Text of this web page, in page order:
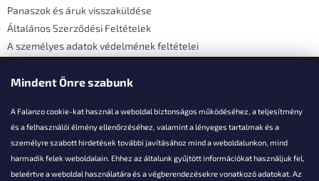
Mindent Önre szabunk
A Falanzo cookie-kat használ a weboldal biztonságos működéséhez, a teljesítmény
és a felhasználói élmény ellenőrzéséhez, valamint a lényeges tartalmak és a
személyre szabott hirdetések további javításához mind a weboldalunkon, mind
harmadik felek weboldalain. Ehhez az általunk gyűjtött információkat használjuk fel,
beleértve a weboldal használatára és a végberendezésekre vonatkozó adatokat. Az
Panaszok és áruk visszaküldése
Általános Szerződési Feltételek
A személyes adatok védelmének feltételei
Elérhetőségi adatok
Akarsz kérdezni valamit?
info@falanzo.hu